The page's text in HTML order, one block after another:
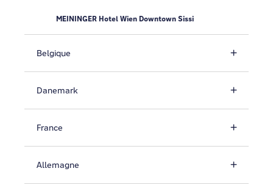
MEININGER Hotel Wien Downtown Sissi
Belgique
Danemark
France
Allemagne